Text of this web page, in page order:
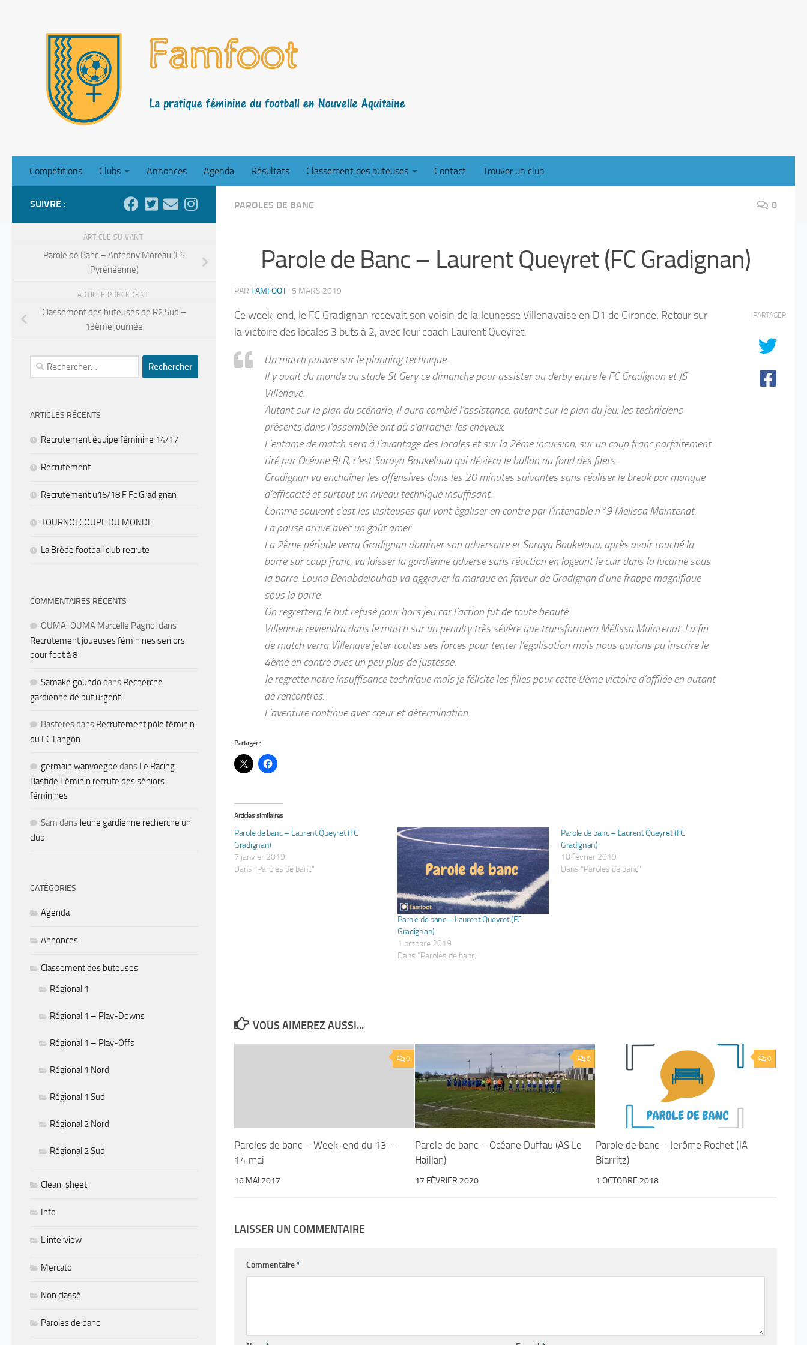
Compétitions Clubs Annonces Agenda Résultats Classement des buteuses Contact Trouver un club
PAROLES DE BANC 0
Parole de Banc – Laurent Queyret (FC Gradignan)
PAR FAMFOOT · 5 MARS 2019
Ce week-end, le FC Gradignan recevait son voisin de la Jeunesse Villenavaise en D1 de Gironde. Retour sur
la victoire des locales 3 buts à 2, avec leur coach Laurent Queyret.
Un match pauvre sur le planning technique.
Il y avait du monde au stade St Gery ce dimanche pour assister au derby entre le FC Gradignan et JS
Villenave.
Autant sur le plan du scénario, il aura comblé l’assistance, autant sur le plan du jeu, les techniciens
présents dans l’assemblée ont dû s’arracher les cheveux.
L’entame de match sera à l’avantage des locales et sur la 2ème incursion, sur un coup franc parfaitement
tiré par Océane BLR, c’est Soraya Boukeloua qui déviera le ballon au fond des filets.
Gradignan va enchaîner les offensives dans les 20 minutes suivantes sans réaliser le break par manque
d’efficacité et surtout un niveau technique insuffisant.
Comme souvent c’est les visiteuses qui vont égaliser en contre par l’intenable n°9 Melissa Maintenat.
La pause arrive avec un goût amer.
La 2ème période verra Gradignan dominer son adversaire et Soraya Boukeloua, après avoir touché la
barre sur coup franc, va laisser la gardienne adverse sans réaction en logeant le cuir dans la lucarne sous
la barre. Louna Benabdelouhab va aggraver la marque en faveur de Gradignan d’une frappe magnifique
sous la barre.
On regrettera le but refusé pour hors jeu car l’action fut de toute beauté.
Villenave reviendra dans le match sur un penalty très sévère que transformera Mélissa Maintenat. La fin
de match verra Villenave jeter toutes ses forces pour tenter l’égalisation mais nous aurions pu inscrire le
4ème en contre avec un peu plus de justesse.
Je regrette notre insuffisance technique mais je félicite les filles pour cette 8ème victoire d’affilée en autant
de rencontres.
L’aventure continue avec cœur et détermination.
Partager :
Articles similaires
Parole de banc – Laurent Queyret (FC
Gradignan)
7 janvier 2019
Dans "Paroles de banc"
Parole de banc – Laurent Queyret (FC
Gradignan)
1 octobre 2019
Dans "Paroles de banc"
Parole de banc – Laurent Queyret (FC
Gradignan)
18 février 2019
Dans "Paroles de banc"
PARTAGER
VOUS AIMEREZ AUSSI...
0
Paroles de banc – Week-end du 13 –
14 mai
16 MAI 2017
0
Parole de banc – Océane Duffau (AS Le
Haillan)
17 FÉVRIER 2020
0
Parole de banc – Jerôme Rochet (JA
Biarritz)
1 OCTOBRE 2018
LAISSER UN COMMENTAIRE
Commentaire*
SUIVRE :
ARTICLE SUIVANT
Parole de Banc – Anthony Moreau (ES
Pyrénéenne)
ARTICLE PRÉCÉDENT
Classement des buteuses de R2 Sud –
13ème journée
Rechercher :
ARTICLES RÉCENTS
Recrutement équipe féminine 14/17
Recrutement
Recrutement u16/18 F Fc Gradignan
TOURNOI COUPE DU MONDE
La Brède football club recrute
COMMENTAIRES RÉCENTS
OUMA-OUMA Marcelle Pagnol dans
Recrutement joueuses féminines seniors
pour foot à 8
Samake goundo dans Recherche
gardienne de but urgent
Basteresdans Recrutement pôle féminin
du FC Langon
germain wanvoegbe dans Le Racing
Bastide Féminin recrute des séniors
féminines
Sam dans Jeune gardienne recherche un
club
CATÉGORIES
Agenda
Annonces
Classement des buteuses
Régional 1
Régional 1 – Play-Downs
Régional 1 – Play-Offs
Régional 1 Nord
Régional 1 Sud
Régional 2 Nord
Régional 2 Sud
Clean-sheet
Info
L'interview
Mercato
Non classé
Paroles de banc